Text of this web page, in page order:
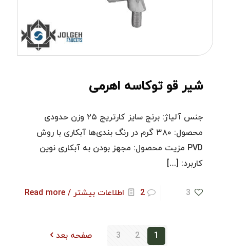
شیر قو توکاسه اهرمی
جنس آلیاژ: برنج سایز کارتریج ۲۵ وزن حدودی
محصول: ۳۸۰ گرم در رنگ بندی‌ها آبکاری با روش
PVD مزیت محصول: مجهز بودن به آبکاری نوین
کاربرد: […]
3
2 اطلاعات بیشتر / Read more
1
2
3 صفحه بعد